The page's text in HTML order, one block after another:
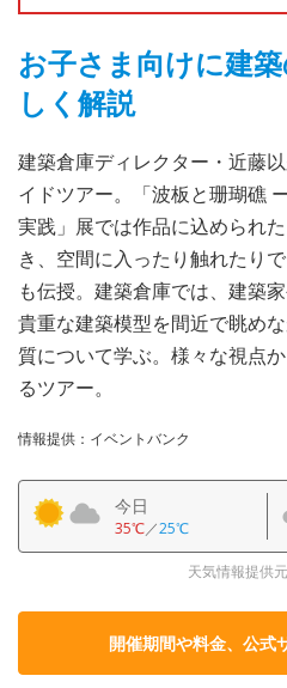
お子さま向けに建
しく解説
建築倉庫ディレクター・近藤
イドツアー。「波板と珊瑚礁
実践」展では作品に込められ
き、空間に入ったり触れたり
も伝授。建築倉庫では、建築
貴重な建築模型を間近で眺め
質について学ぶ。様々な視点
るツアー。
情報提供：イベントバンク
今日
35℃／25℃
天気情報提供
開催期間や料金、公式